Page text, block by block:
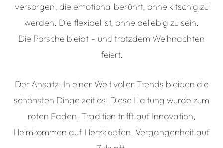
versorgen, die emotional berührt, ohne kitschig zu
werden. Die flexibel ist, ohne beliebig zu sein.
Die Porsche bleibt – und trotzdem Weihnachten
feiert.
Der Ansatz: In einer Welt voller Trends bleiben die
schönsten Dinge zeitlos. Diese Haltung wurde zum
roten Faden: Tradition trifft auf Innovation,
Heimkommen auf Herzklopfen, Vergangenheit auf